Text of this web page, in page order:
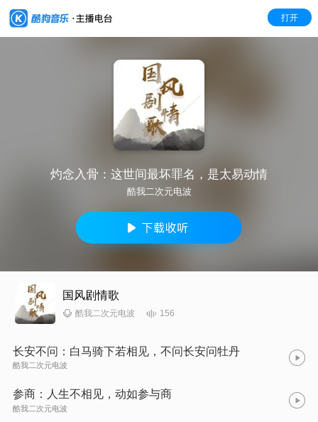
打开
灼念入骨：这世间最坏罪名，是太易动情
酷我二次元电波
国风剧情歌
酷我二次元电波 156
长安不问：白马骑下若相见，不问长安问牡丹
酷我二次元电波
参商：人生不相见，动如参与商
酷我二次元电波